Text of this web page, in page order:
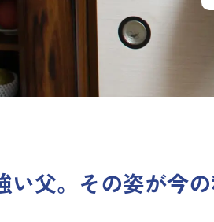
父。その姿が今の